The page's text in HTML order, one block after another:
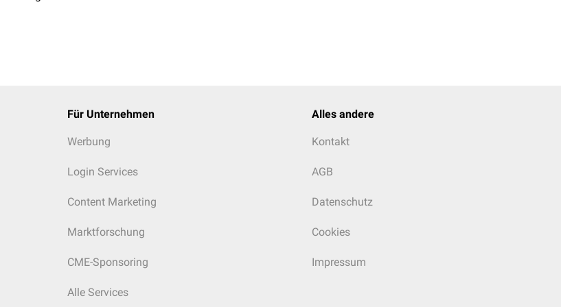
Für Unternehmen
Werbung
Login Services
Content Marketing
Marktforschung
CME-Sponsoring
Alle Services
Alles andere
Kontakt
AGB
Datenschutz
Cookies
Impressum